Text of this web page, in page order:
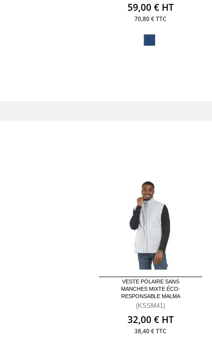
59,00 € HT
70,80 € TTC
VESTE POLAIRE SANS
MANCHES MIXTE ÉCO-
RESPONSABLE MALMA
(KSSM41)
32,00 € HT
38,40 € TTC